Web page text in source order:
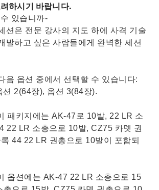
하시기 바랍니다.
있습니까-
션은 전문 강사의 지도 하에 사격 기술
발하고 싶은 사람들에게 완벽한 세션
음 옵션 중에서 선택할 수 있습니다:
션 2(64장), 옵션 3(84장).
패키지에는 AK-47로 10발, 22 LR 소
22 LR 소총으로 10발, CZ75 카뎃 권
44 22 LR 권총으로 10발이 포함되
옵션에는 AK-47 22 LR 소총으로 15